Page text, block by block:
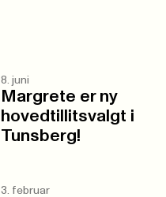
8. juni
Margrete er ny
hovedtillitsvalgt i
Tunsberg!
3. februar